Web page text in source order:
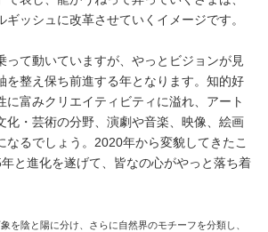
ッシュに改革させていくイメージです。
って動いていますが、やっとビジョンが見
を整え保ち前進する年となります。知的好
に富みクリエイティビティに溢れ、アート
化・芸術の分野、演劇や音楽、映像、絵画
なるでしょう。2020年から変貌してきたこ
と進化を遂げて、皆なの心がやっと落ち着
を陰と陽に分け、さらに自然界のモチーフを分類し、